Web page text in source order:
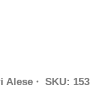
Alese SKU: 153